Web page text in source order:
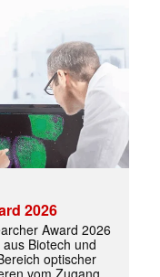
2026
Award 2026
Biotech und
optischer